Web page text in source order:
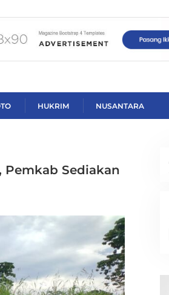
HUKRIM NUSANTARA
Sediakan